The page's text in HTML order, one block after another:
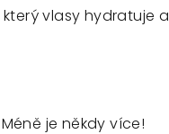
vlasy hydratuje a
je někdy více!